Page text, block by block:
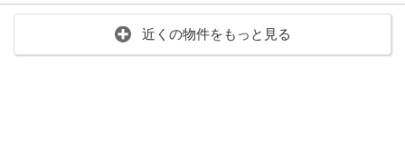
近くの物件をもっと見る